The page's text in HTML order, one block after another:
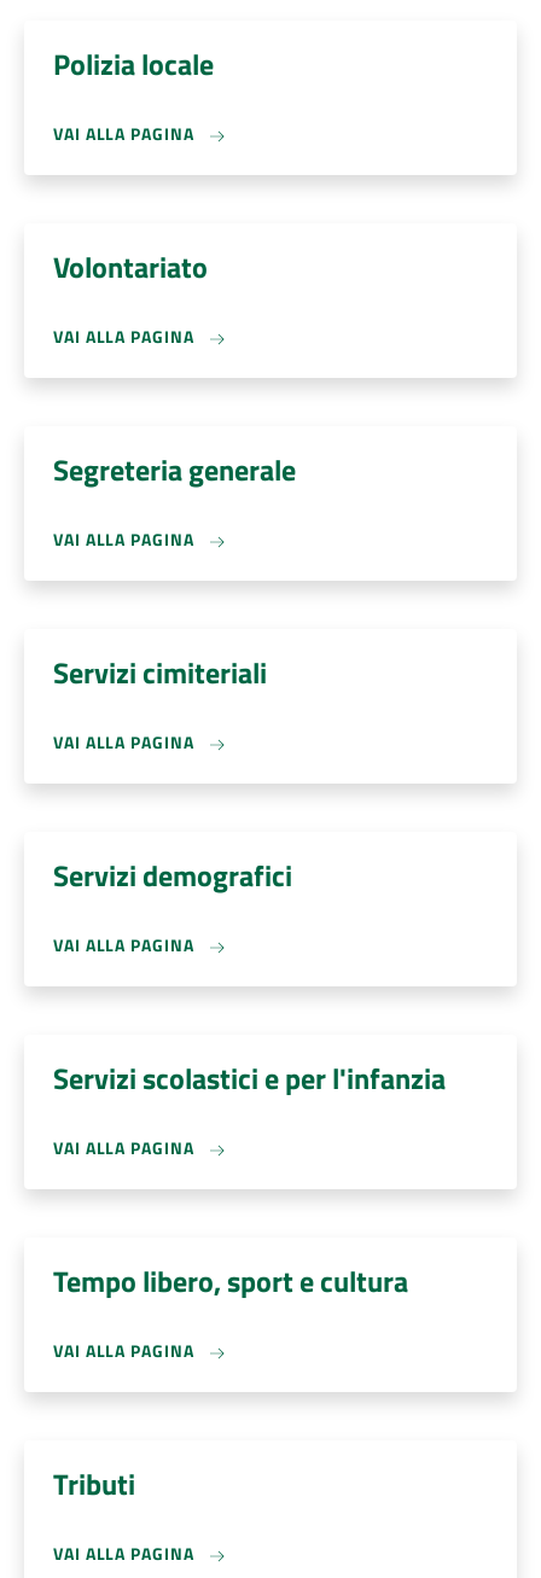
Polizia locale
VAI ALLA PAGINA
Volontariato
VAI ALLA PAGINA
Segreteria generale
VAI ALLA PAGINA
Servizi cimiteriali
VAI ALLA PAGINA
Servizi demografici
VAI ALLA PAGINA
Servizi scolastici e per l'infanzia
VAI ALLA PAGINA
Tempo libero, sport e cultura
VAI ALLA PAGINA
Tributi
VAI ALLA PAGINA